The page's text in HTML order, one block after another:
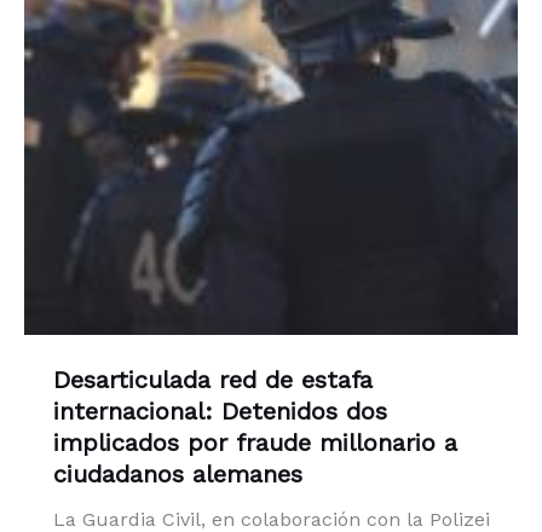
Desarticulada red de estafa
internacional: Detenidos dos
implicados por fraude millonario a
ciudadanos alemanes
La Guardia Civil, en colaboración con la Polizei